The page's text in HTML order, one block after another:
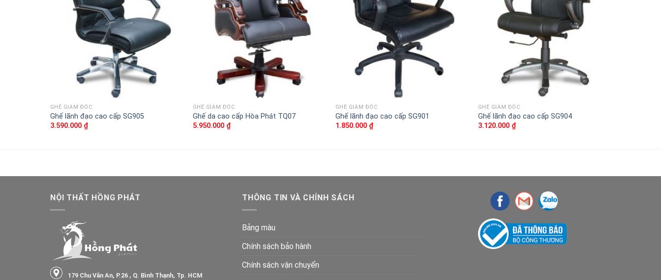
GHẾ GIÁM ĐỐC
Ghế lãnh đạo cao cấp SG905
3.590.000 ₫
yêu
thích
GHẾ GIÁM ĐỐC
Ghế da cao cấp Hòa Phát TQ07
5.950.000 ₫
yêu
thích
GHẾ GIÁM ĐỐC
Ghế lãnh đạo cao cấp SG901
1.850.000 ₫
phẩm
GHẾ GIÁM ĐỐC
Ghế lãnh đạo cao cấp SG904
3.120.000 ₫
NỘI THẤT HỒNG PHÁT
179 Chu Văn An, P.26 , Q. Bình Thạnh, Tp. HCM
THÔNG TIN VÀ CHÍNH SÁCH
Bảng màu
Chính sách bảo hành
Chính sách vận chuyển